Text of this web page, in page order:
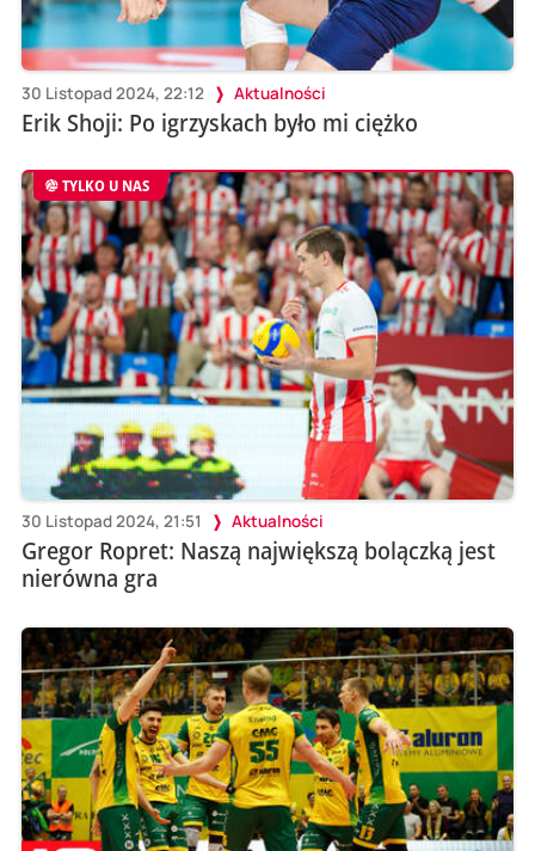
30 Listopad 2024, 22:12 Aktualności
Erik Shoji: Po igrzyskach było mi ciężko
TYLKO U NAS
30 Listopad 2024, 21:51 Aktualności
Gregor Ropret: Naszą największą bolączką jest
nierówna gra